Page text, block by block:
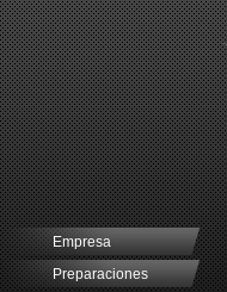
Empresa
Preparaciones